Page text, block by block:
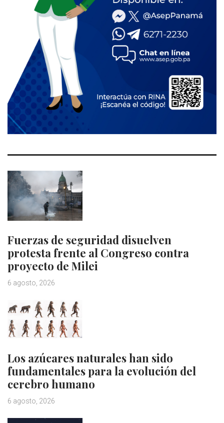
Fuerzas de seguridad disuelven
protesta frente al Congreso contra
proyecto de Milei
6 agosto, 2026
Los azúcares naturales han sido
fundamentales para la evolución del
cerebro humano
6 agosto, 2026